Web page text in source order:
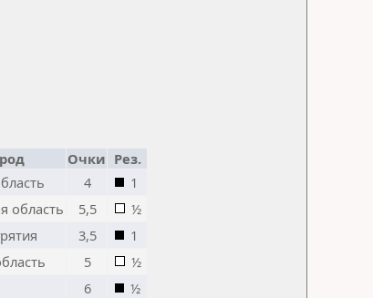
Очки Рез.
4
1
область 5,5
½
3,5
1
5
½
6 ½